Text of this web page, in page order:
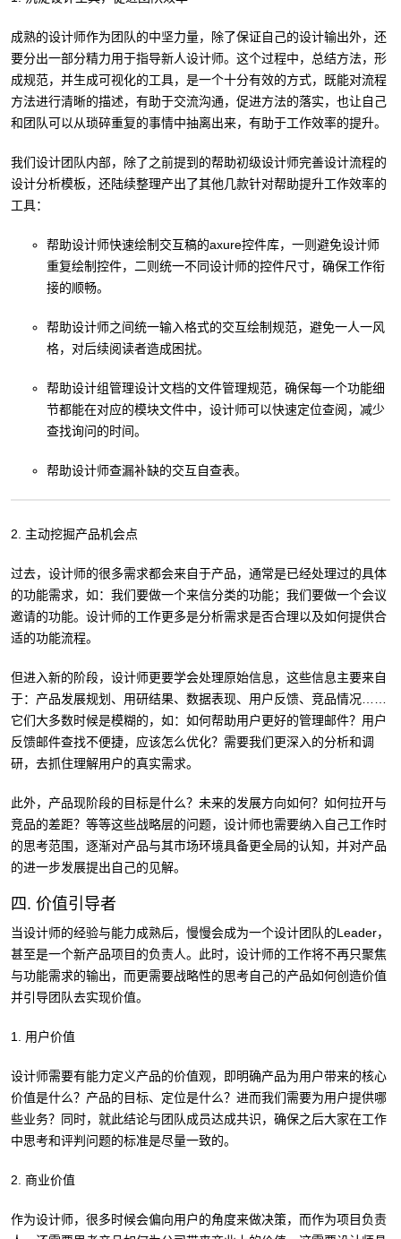
成熟的设计师作为团队的中坚力量，除了保证自己的设计输出外，还
要分出一部分精力用于指导新人设计师。这个过程中，总结方法，形
成规范，并生成可视化的工具，是一个十分有效的方式，既能对流程
方法进行清晰的描述，有助于交流沟通，促进方法的落实，也让自己
和团队可以从琐碎重复的事情中抽离出来，有助于工作效率的提升。
我们设计团队内部，除了之前提到的帮助初级设计师完善设计流程的
设计分析模板，还陆续整理产出了其他几款针对帮助提升工作效率的
工具：
帮助设计师快速绘制交互稿的axure控件库，一则避免设计师
重复绘制控件，二则统一不同设计师的控件尺寸，确保工作衔
接的顺畅。
帮助设计师之间统一输入格式的交互绘制规范，避免一人一风
格，对后续阅读者造成困扰。
帮助设计组管理设计文档的文件管理规范，确保每一个功能细
节都能在对应的模块文件中，设计师可以快速定位查阅，减少
查找询问的时间。
帮助设计师查漏补缺的交互自查表。
2. 主动挖掘产品机会点
过去，设计师的很多需求都会来自于产品，通常是已经处理过的具体
的功能需求，如：我们要做一个来信分类的功能；我们要做一个会议
邀请的功能。设计师的工作更多是分析需求是否合理以及如何提供合
适的功能流程。
但进入新的阶段，设计师更要学会处理原始信息，这些信息主要来自
于：产品发展规划、用研结果、数据表现、用户反馈、竞品情况……
它们大多数时候是模糊的，如：如何帮助用户更好的管理邮件？用户
反馈邮件查找不便捷，应该怎么优化？需要我们更深入的分析和调
研，去抓住理解用户的真实需求。
此外，产品现阶段的目标是什么？未来的发展方向如何？如何拉开与
竞品的差距？等等这些战略层的问题，设计师也需要纳入自己工作时
的思考范围，逐渐对产品与其市场环境具备更全局的认知，并对产品
的进一步发展提出自己的见解。
四. 价值引导者
当设计师的经验与能力成熟后，慢慢会成为一个设计团队的Leader，
甚至是一个新产品项目的负责人。此时，设计师的工作将不再只聚焦
与功能需求的输出，而更需要战略性的思考自己的产品如何创造价值
并引导团队去实现价值。
1. 用户价值
设计师需要有能力定义产品的价值观，即明确产品为用户带来的核心
价值是什么？产品的目标、定位是什么？进而我们需要为用户提供哪
些业务？同时，就此结论与团队成员达成共识，确保之后大家在工作
中思考和评判问题的标准是尽量一致的。
2. 商业价值
作为设计师，很多时候会偏向用户的角度来做决策，而作为项目负责